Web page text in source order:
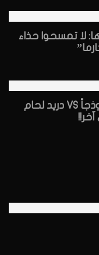
لا تمسحوا حذاء
سلاف فواخرجي وبسام كوسا نموذجاً VS دريد لحام